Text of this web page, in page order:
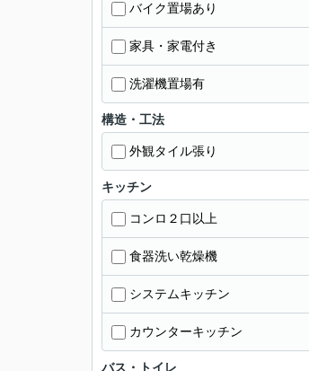
バイク置場あり
家具・家電付き
洗濯機置場有
構造・工法
外観タイル張り
キッチン
コンロ２口以上
食器洗い乾燥機
システムキッチン
カウンターキッチン
バス・トイレ